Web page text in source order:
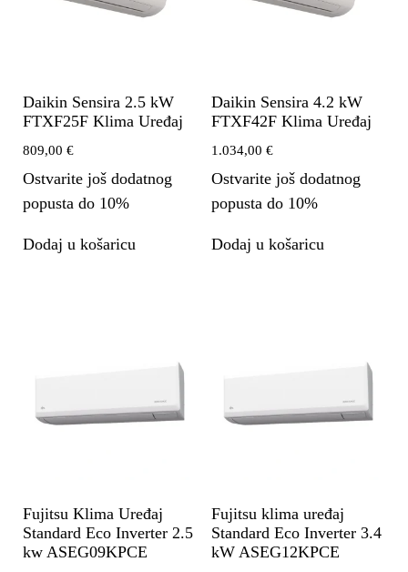
Daikin Sensira 2.5 kW
FTXF25F Klima Uređaj
809,00 €
Ostvarite još dodatnog
popusta do 10%
Dodaj u košaricu
Daikin Sensira 4.2 kW
FTXF42F Klima Uređaj
1.034,00 €
Ostvarite još dodatnog
popusta do 10%
Dodaj u košaricu
Fujitsu Klima Uređaj
Standard Eco Inverter 2.5
kw ASEG09KPCE
Fujitsu klima uređaj
Standard Eco Inverter 3.4
kW ASEG12KPCE